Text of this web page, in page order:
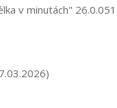
v minutách"